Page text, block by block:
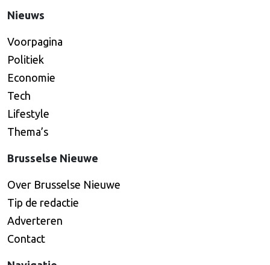
Nieuws
Voorpagina
Politiek
Economie
Tech
Lifestyle
Thema’s
Brusselse Nieuwe
Over Brusselse Nieuwe
Tip de redactie
Adverteren
Contact